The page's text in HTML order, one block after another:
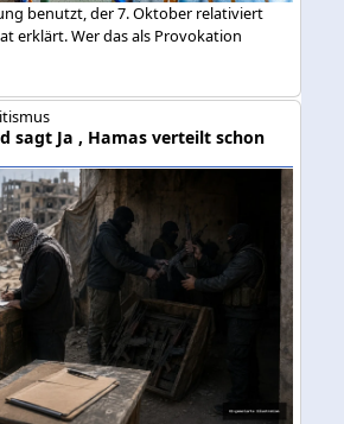
benutzt, der 7. Oktober relativiert
erklärt. Wer das als Provokation
sagt Ja , Hamas verteilt schon